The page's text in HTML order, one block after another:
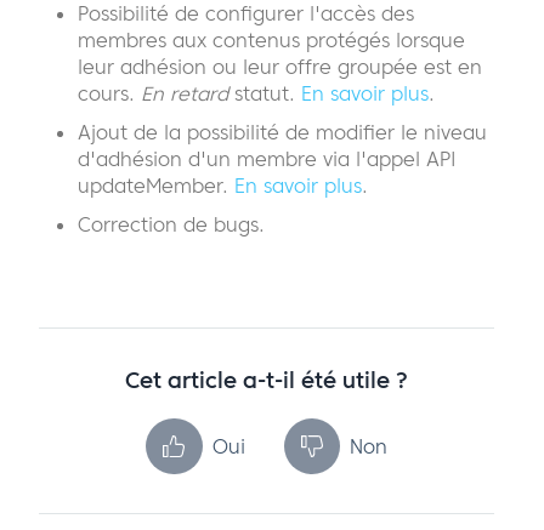
Possibilité de configurer l'accès des
membres aux contenus protégés lorsque
leur adhésion ou leur offre groupée est en
cours. En retardstatut. En savoir plus.
Ajout de la possibilité de modifier le niveau
d'adhésion d'un membre via l'appel API
updateMember. En savoir plus.
Correction de bugs.
Cet article a-t-il été utile ?
Oui Non